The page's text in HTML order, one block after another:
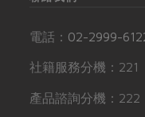
電話： 02-2999-
社籍服務分機：221
產品諮詢分機：222